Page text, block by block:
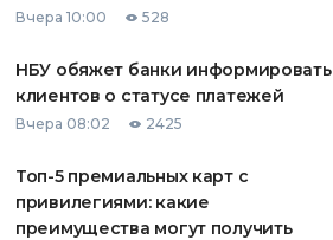
СТРАХОВАНИЮ
ВСЕ СТРАХОВЫЕ ПОЛИСЫ
ОТЗЫВЫ О СТРАХОВЫХ
КОМПАНИЯХ
Вчера 10:00 528
НБУ обяжет банки информировать
клиентов о статусе платежей
Вчера 08:02 2425
Топ-5 премиальных карт с
привилегиями: какие
преимущества могут получить